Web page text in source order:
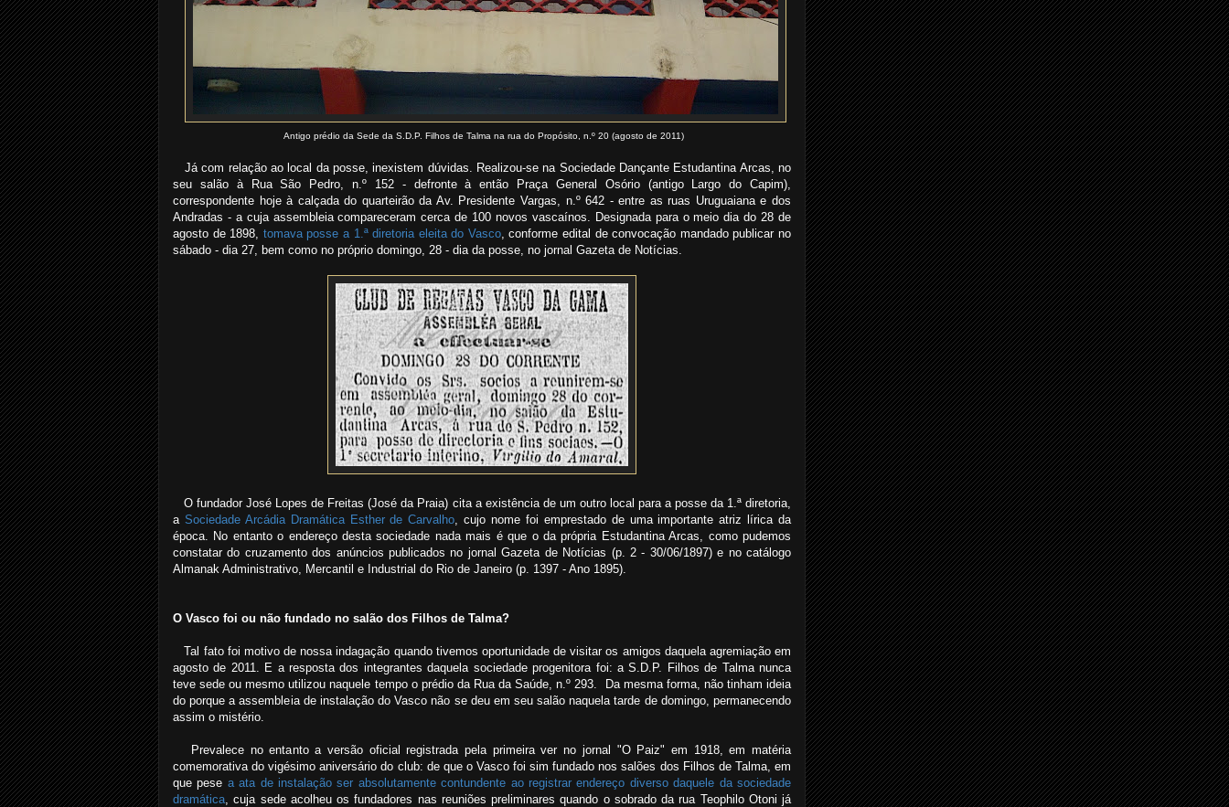
Antigo prédio da Sede da S.D.P. Filhos de Talma na rua do Propósito, n.º 20 (agosto de 2011)
Já com relação ao local da posse, inexistem dúvidas. Realizou-se na Sociedade Dançante Estudantina Arcas, no
seu salão à Rua São Pedro, n.º 152 - defronte à então Praça General Osório (antigo Largo do Capim),
correspondente hoje à calçada do quarteirão da Av. Presidente Vargas, n.º 642 - entre as ruas Uruguaiana e dos
Andradas - a cuja assembleia compareceram cerca de 100 novos vascaínos. Designada para o meio dia do 28 de
agosto de 1898, tomava posse a 1.ª diretoria eleita do Vasco, conforme edital de convocação mandado publicar no
sábado - dia 27, bem como no próprio domingo, 28 - dia da posse, no jornal Gazeta de Notícias.
O fundador José Lopes de Freitas (José da Praia) cita a existência de um outro local para a posse da 1.ª diretoria,
a Sociedade Arcádia Dramática Esther de Carvalho, cujo nome foi emprestado de uma importante atriz lírica da
época. No entanto o endereço desta sociedade nada mais é que o da própria Estudantina Arcas, como pudemos
constatar do cruzamento dos anúncios publicados no jornal Gazeta de Notícias (p. 2 - 30/06/1897) e no catálogo
Almanak Administrativo, Mercantil e Industrial do Rio de Janeiro (p. 1397 - Ano 1895).
O Vasco foi ou não fundado no salão dos Filhos de Talma?
Tal fato foi motivo de nossa indagação quando tivemos oportunidade de visitar os amigos daquela agremiação em
agosto de 2011. E a resposta dos integrantes daquela sociedade progenitora foi: a S.D.P. Filhos de Talma nunca
teve sede ou mesmo utilizou naquele tempo o prédio da Rua da Saúde, n.º 293. Da mesma forma, não tinham ideia
do porque a assembleia de instalação do Vasco não se deu em seu salão naquela tarde de domingo, permanecendo
assim o mistério.
Prevalece no entanto a versão oficial registrada pela primeira ver no jornal "O Paiz" em 1918, em matéria
comemorativa do vigésimo aniversário do club: de que o Vasco foi sim fundado nos salões dos Filhos de Talma, em
que pese a ata de instalação ser absolutamente contundente ao registrar endereço diverso daquele da sociedade
dramática, cuja sede acolheu os fundadores nas reuniões preliminares quando o sobrado da rua Teophilo Otoni já